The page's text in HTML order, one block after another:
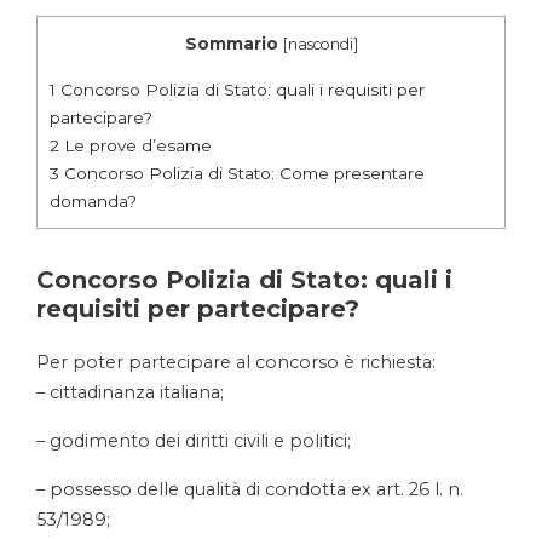
Sommario [nascondi]
1 Concorso Polizia di Stato: quali i requisiti per
partecipare?
2 Le prove d’esame
3 Concorso Polizia di Stato: Come presentare
domanda?
Concorso Polizia di Stato: quali i
requisiti per partecipare?
Per poter partecipare al concorso è richiesta:
– cittadinanza italiana;
– godimento dei diritti civili e politici;
– possesso delle qualità di condotta ex art. 26 l. n.
53/1989;